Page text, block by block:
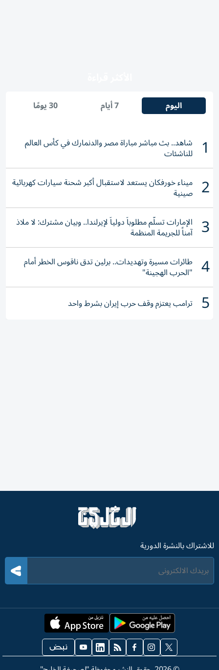
اليوم 7 أيام 30 يومًا
1 شاهد.. بث مباشر مباراة مصر والدنمارك في كأس العالم
للناشئات
2 ميناء خورفكان يستعد لاستقبال أكبر شحنة سيارات كهربائية
صينية
3 الإمارات تسلّم مطلوباً دولياً لإيرلندا.. وبيان مشترك: لا ملاذ
آمناً للجريمة المنظمة
4 طائرات مسيرة وتهديدات.. برلين تدق ناقوس الخطر أمام
"الحرب الهجينة"
5 ترامب يعتزم وقف حرب إيران بشرط واحد
للاشتراك بالنشرة الدورية